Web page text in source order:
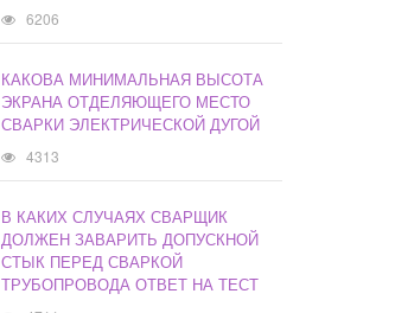
6206
КАКОВА МИНИМАЛЬНАЯ ВЫСОТА
ЭКРАНА ОТДЕЛЯЮЩЕГО МЕСТО
СВАРКИ ЭЛЕКТРИЧЕСКОЙ ДУГОЙ
4313
В КАКИХ СЛУЧАЯХ СВАРЩИК
ДОЛЖЕН ЗАВАРИТЬ ДОПУСКНОЙ
СТЫК ПЕРЕД СВАРКОЙ
ТРУБОПРОВОДА ОТВЕТ НА ТЕСТ